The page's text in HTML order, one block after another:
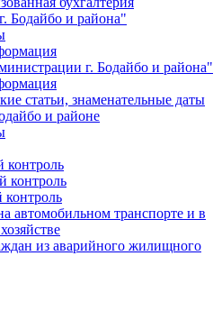
Бодайбо и района"
г. Бодайбо и района"
статьи, знаменательные даты
и районе
контроль
автомобильном транспорте и в
из аварийного жилищного